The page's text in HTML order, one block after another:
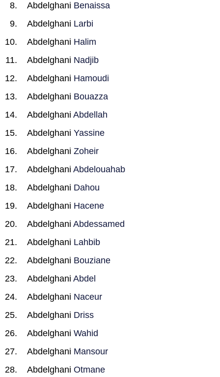
Abdelghani Benaissa
Abdelghani Larbi
Abdelghani Halim
Abdelghani Nadjib
Abdelghani Hamoudi
Abdelghani Bouazza
Abdelghani Abdellah
Abdelghani Yassine
Abdelghani Zoheir
Abdelghani Abdelouahab
Abdelghani Dahou
Abdelghani Hacene
Abdelghani Abdessamed
Abdelghani Lahbib
Abdelghani Bouziane
Abdelghani Abdel
Abdelghani Naceur
Abdelghani Driss
Abdelghani Wahid
Abdelghani Mansour
Abdelghani Otmane